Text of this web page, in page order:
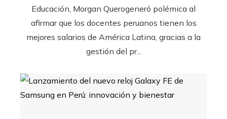
Educación, Morgan Querogeneró polémica al
afirmar que los docentes peruanos tienen los
mejores salarios de América Latina, gracias a la
gestión del pr...